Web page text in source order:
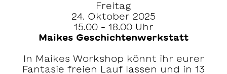
Freitag
24. Oktober 2025
15.00 – 18.00 Uhr
Maikes Geschichtenwerkstatt
In Maikes Workshop könnt ihr eurer
Fantasie freien Lauf lassen und in 13